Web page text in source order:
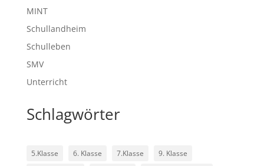
MINT
Schullandheim
Schulleben
SMV
Unterricht
Schlagwörter
5.Klasse 6. Klasse 7.Klasse
9. Klasse